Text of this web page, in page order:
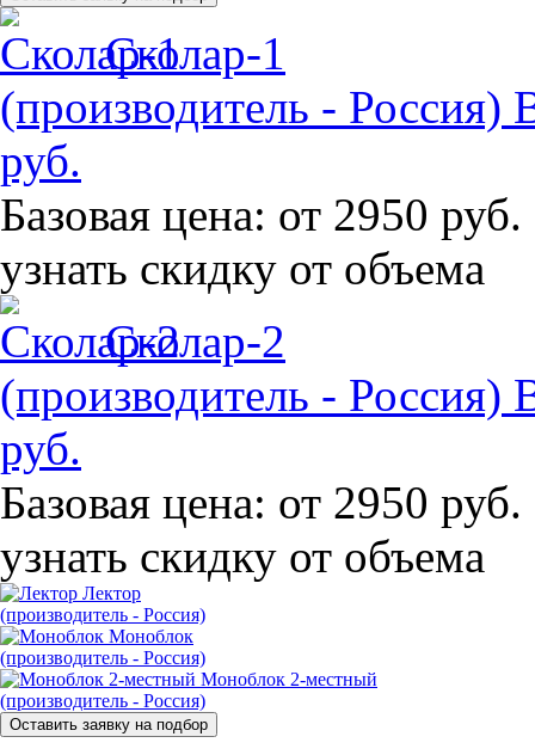
Сколар-1
(производитель - Россия)
руб.
Базовая цена: от 2950 руб.
узнать скидку от объема
Сколар-2
(производитель - Россия)
руб.
Базовая цена: от 2950 руб.
узнать скидку от объема
Лектор
(производитель - Россия)
Моноблок
(производитель - Россия)
Моноблок 2-местный
(производитель - Россия)